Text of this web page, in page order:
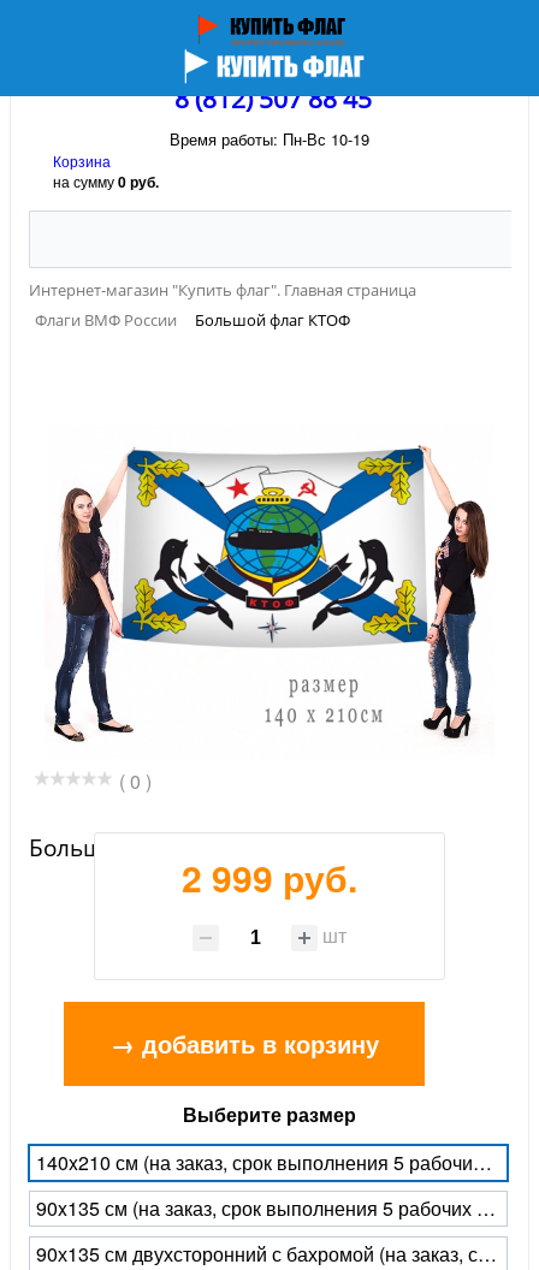
8 (812) 507 88 45
Время работы: Пн-Вс 10-19
Корзина
на сумму0 руб.
Интернет-магазин "Купить флаг". Главная страница
Флаги ВМФ России
Большой флаг КТОФ
( 0 )
Большой флаг КТОФ
2 999 руб.
шт
→ добавить в корзину
Выберите размер
140x210 см (на заказ, срок выполнения 5 рабочих дней)
90x135 см (на заказ, срок выполнения 5 рабочих дней)
90х135 см двухсторонний с бахромой (на заказ, срок выполнения 5 рабочих дней)